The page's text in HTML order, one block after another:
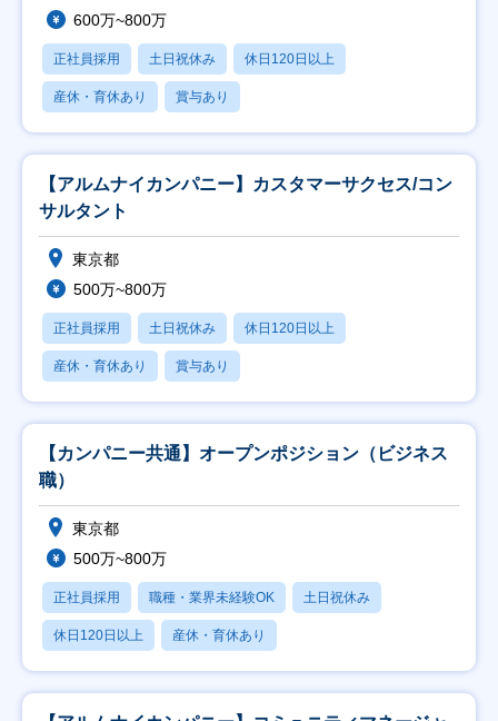
600万~800万
正社員採用 土日祝休み 休日120日以上
産休・育休あり 賞与あり
【アルムナイカンパニー】カスタマーサクセス/コン
サルタント
東京都
500万~800万
正社員採用 土日祝休み 休日120日以上
産休・育休あり 賞与あり
【カンパニー共通】オープンポジション（ビジネス
職）
東京都
500万~800万
正社員採用 職種・業界未経験OK 土日祝休み
休日120日以上 産休・育休あり